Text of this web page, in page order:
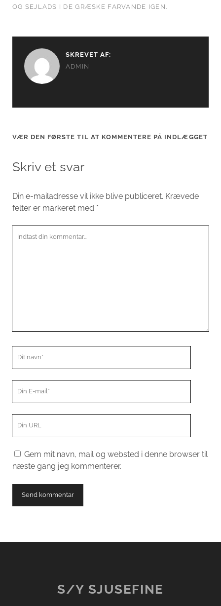
OG SEJLADS I DE GRÆSKE FARVANDE IGEN.
SKREVET AF:
ADMIN
VÆR DEN FØRSTE TIL AT KOMMENTERE PÅ INDLÆGGET
Skriv et svar
Din e-mailadresse vil ikke blive publiceret. Krævede
felter er markeret med *
Gem mit navn, mail og websted i denne browser til
næste gang jeg kommenterer.
S/Y SJUSEFINE